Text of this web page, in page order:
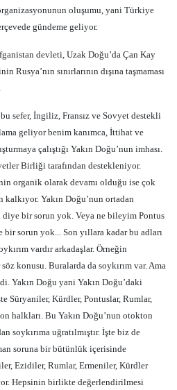
oluşumu, yani Türkiye
gündeme geliyor.
devleti, Uzak Doğu’da Çan Kay
Rusya’nın sınırlarının dışına taşmaması
sefer, İngiliz, Fransız ve Sovyet destekli
geliyor benim kanımca, İttihat ve
çalıştığı Yakın Doğu’nun imhası.
Birliği tarafından destekleniyor.
organik olarak devamı olduğu ise çok
kalkıyor. Yakın Doğu’nun ortadan
bir sorun yok. Veya ne bileyim Pontus
sorun yok... Son yıllara kadar bu adları
vardır arkadaşlar. Örneğin
konusu. Buralarda da soykırım var. Ama
Yakın Doğu yani Yakın Doğu’daki
Süryaniler, Kürdler, Pontuslar, Rumlar,
halkları. Bu Yakın Doğu’nun otokton
soykırıma uğratılmıştır. İşte biz de
soruna bir bütünlük içerisinde
Ezidiler, Rumlar, Ermeniler, Kürdler
Hepsinin birlikte değerlendirilmesi